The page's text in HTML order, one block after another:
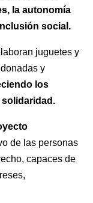
la autonomía
social.
juguetes y
y
los
de las personas
capaces de